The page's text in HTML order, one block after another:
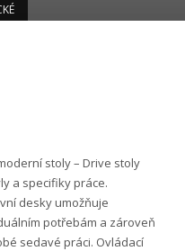
stoly – Drive stoly
a specifiky práce.
desky umožňuje
potřebám a zároveň
sedavé práci. Ovládací